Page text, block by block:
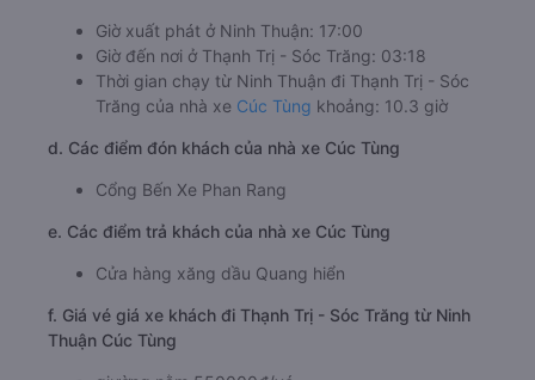
Giờ xuất phát ở Ninh Thuận: 17:00
Giờ đến nơi ở Thạnh Trị - Sóc Trăng: 03:18
Thời gian chạy từ Ninh Thuận đi Thạnh Trị - Sóc
Trăng của nhà xe Cúc Tùng khoảng: 10.3 giờ
d. Các điểm đón khách của nhà xe Cúc Tùng
Cổng Bến Xe Phan Rang
e. Các điểm trả khách của nhà xe Cúc Tùng
Cửa hàng xăng dầu Quang hiển
f. Giá vé giá xe khách đi Thạnh Trị - Sóc Trăng từ Ninh
Thuận Cúc Tùng